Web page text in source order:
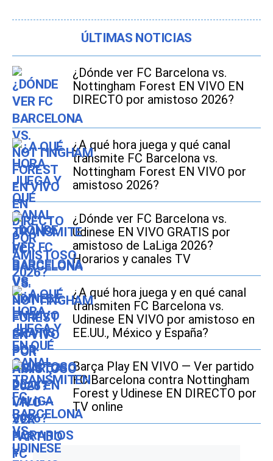
ÚLTIMAS NOTICIAS
¿Dónde ver FC Barcelona vs.
Nottingham Forest EN VIVO EN
DIRECTO por amistoso 2026?
¿A qué hora juega y qué canal
transmite FC Barcelona vs.
Nottingham Forest EN VIVO por
amistoso 2026?
¿Dónde ver FC Barcelona vs.
Udinese EN VIVO GRATIS por
amistoso de LaLiga 2026?
Horarios y canales TV
¿A qué hora juega y en qué canal
transmiten FC Barcelona vs.
Udinese EN VIVO por amistoso en
EE.UU., México y España?
Barça Play EN VIVO — Ver partido
FC Barcelona contra Nottingham
Forest y Udinese EN DIRECTO por
TV online